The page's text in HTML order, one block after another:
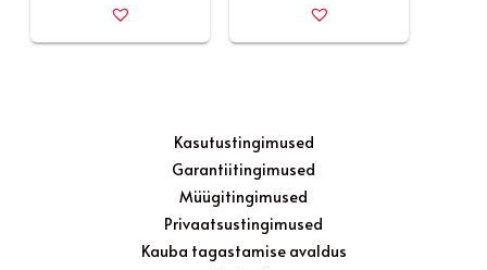
Kasutustingimused
Garantiitingimused
Müügitingimused
Privaatsustingimused
Kauba tagastamise avaldus